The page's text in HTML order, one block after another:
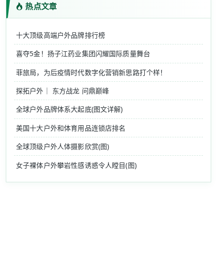
热点文章
十大顶级高端户外品牌排行榜
喜夺5金！扬子江药业集团闪耀国际质量舞台
菲旅局，为后疫情时代数字化营销新思路打个样！
探拓户外｜ 东方战龙 问鼎巅峰
全球户外品牌体系大起底(图文详解)
美国十大户外和体育用品连锁店排名
全球顶级户外人体摄影欣赏(图)
女子裸体户外攀岩性感诱惑令人瞠目(图)